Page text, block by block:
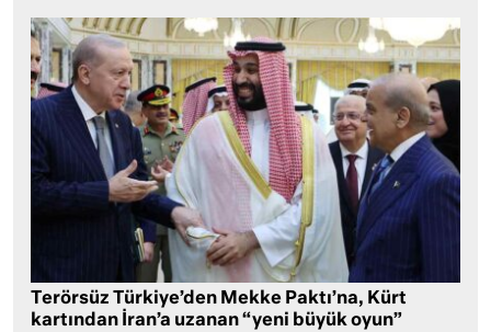
Terörsüz Türkiye’den Mekke Paktı’na, Kürt
kartından İran’a uzanan “yeni büyük oyun”